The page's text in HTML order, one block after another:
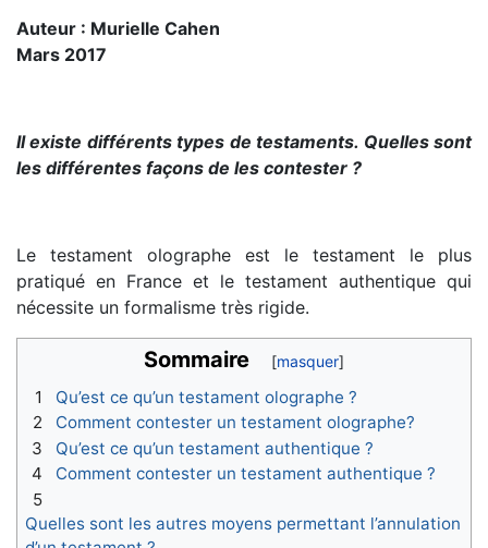
Auteur : Murielle Cahen
Mars 2017
Il existe différents types de testaments. Quelles sont
les différentes façons de les contester ?
Le testament olographe est le testament le plus
pratiqué en France et le testament authentique qui
nécessite un formalisme très rigide.
Sommaire
1
Qu’est ce qu’un testament olographe ?
2
Comment contester un testament olographe?
3
Qu’est ce qu’un testament authentique ?
4
Comment contester un testament authentique ?
5
Quelles sont les autres moyens permettant l’annulation